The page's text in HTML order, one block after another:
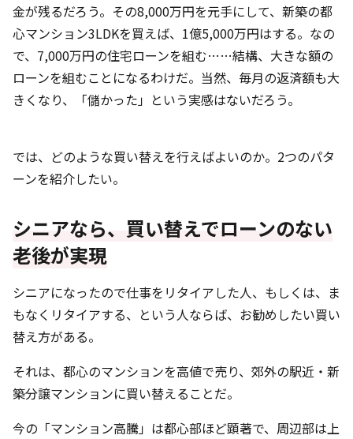
金が残るだろう。その8,000万円を元手にして、新築の都
心マンション3LDKを買えば、1億5,000万円はする。なの
で、7,000万円の住宅ローンを組む……結構、大きな額の
ローンを組むことになるわけだ。当然、毎月の返済額も大
きくなり、「儲かった」という実感はないだろう。
では、どのような買い替えを行えばよいのか。2つのパタ
ーンを紹介したい。
シニアなら、買い替えでローンのない
老後が実現
シニアになったので仕事をリタイアした人、もしくは、ま
もなくリタイアする、という人ならば、お勧めしたい買い
替え方がある。
それは、都心のマンションを高値で売り、郊外の駅近・新
築分譲マンションに買い替えることだ。
今の「マンション高騰」は都心部ほど顕著で、周辺部は上